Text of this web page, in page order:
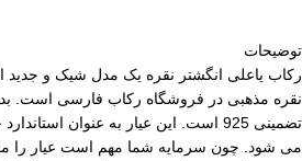
توضیحات
رکاب یاعلی انگشتر نقره یک مدل شیک و جدید
نقره مذهبی در فروشگاه رکاب فارسی است.
تضمینی 925 است. این عیار به عنوان
می شود. چون سرمایه شما مهم است عیار را